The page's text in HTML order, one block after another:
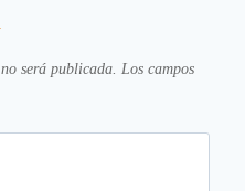
será publicada. Los campos